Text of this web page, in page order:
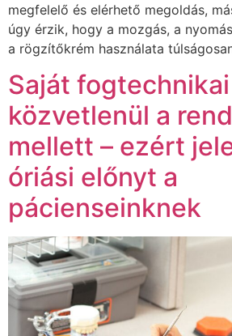
megfelelő és elérhető megoldás,
úgy érzik, hogy a mozgás, a
a rögzítőkrém használata
Saját
közvetlenül a
mellett – ezért
óriási előnyt a
pácienseinknek